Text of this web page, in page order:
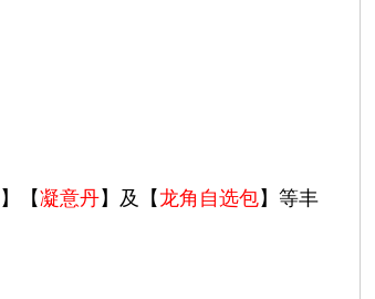
】【凝意丹】及【 龙角自选包】等丰